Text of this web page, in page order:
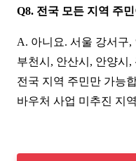
Q8. 전국 모든 지역 주
A. 아니요. 서울 강서구
부천시, 안산시, 안양시
전국 지역 주민만 가능
바우처 사업 미추진 지